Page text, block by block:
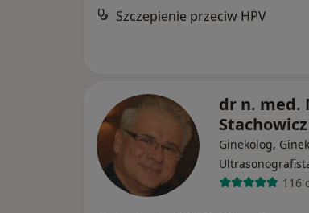
Szczepienie przeciw HPV
dr n. med.
Stachowicz
Ginekolog,
116